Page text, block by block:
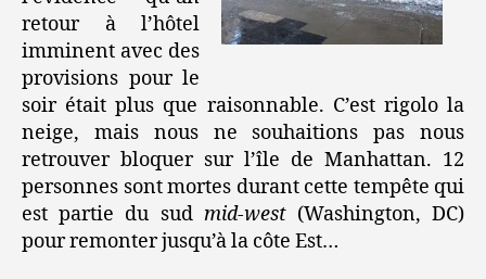
retour à l’hôtel
imminent avec des
provisions pour le
soir était plus que raisonnable. C’est rigolo la
neige, mais nous ne souhaitions pas nous
retrouver bloquer sur l’île de Manhattan. 12
personnes sont mortes durant cette tempête qui
est partie du sud mid-west(Washington, DC)
pour remonter jusqu’à la côte Est…